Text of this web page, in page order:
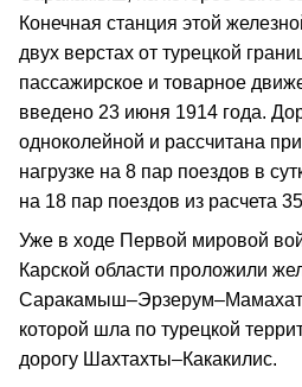
Конечная станция этой
двух верстах от турецкой
пассажирское и товарное
введено 23 июня 1914 года.
одноколейной и рассчитана
нагрузке на 8 пар поездов в
на 18 пар поездов из расчета
Уже в ходе Первой мировой
Карской области проложили
которой шла по турецкой
дорогу Шахтахты–Какакилис.